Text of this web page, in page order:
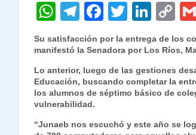
W
h
at
s
A
p
p
T
el
e
gr
a
m
F
c
e
b
o
T
w
itt
er
Li
n
k
e
dI
C
p
y
Li
k
Su satisfacción por la entrega de los
manifestó la Senadora por Los Ríos,
Lo anterior, luego de las gestiones
Educación, buscando completar la
los alumnos de séptimo básico de
vulnerabilidad.
“Junaeb nos escuchó y este año se